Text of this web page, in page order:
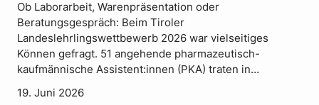
Ob Laborarbeit, Warenpräsentation oder
Beratungsgespräch: Beim Tiroler
Landeslehrlingswettbewerb 2026 war vielseitiges
Können gefragt. 51 angehende pharmazeutisch-
kaufmännische Assistent:innen (PKA) traten in…
19. Juni 2026